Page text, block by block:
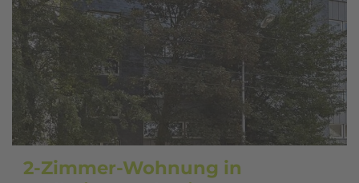
2-Zimmer-Wohnung in